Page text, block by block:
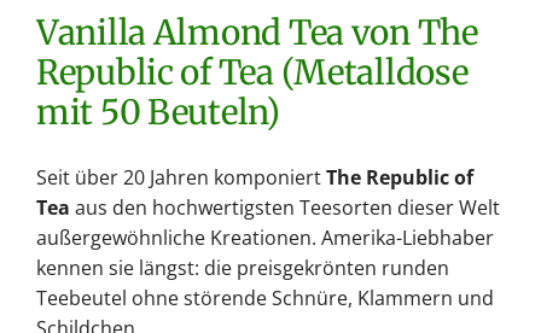
.
Vanilla Almond Tea von The
Republic of Tea (Metalldose
mit 50 Beuteln)
Seit über 20 Jahren komponiertThe Republic of
Tea aus den hochwertigsten Teesorten dieser Welt
außergewöhnliche Kreationen. Amerika-Liebhaber
kennen sie längst: die preisgekrönten runden
Teebeutel ohne störende Schnüre, Klammern und